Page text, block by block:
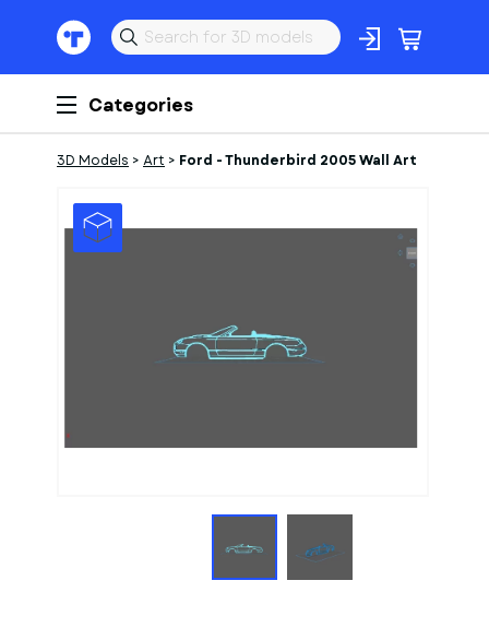
Categories
3D Models > Art > Ford - Thunderbird 2005 Wall Art